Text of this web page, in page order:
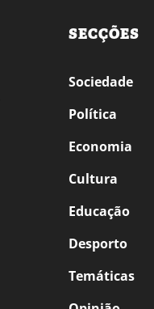
SECÇÕES
Sociedade
Política
Economia
Cultura
Educação
Desporto
Temáticas